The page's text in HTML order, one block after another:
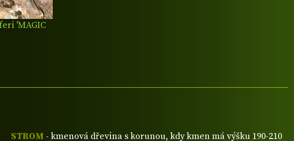
'MAGIC
STROM - kmenová dřevina s korunou, kdy kmen má výšku 190-210